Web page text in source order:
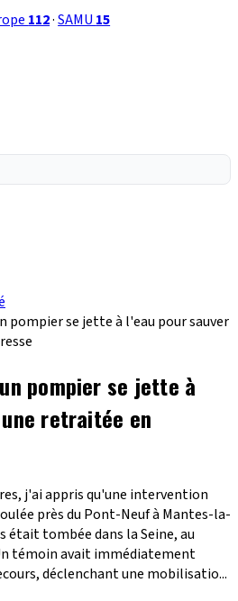
112·SAMU 15
pompier se jette à l'eau pour sauver
pompier se jette à
retraitée en
j'ai appris qu'une intervention
près du Pont-Neuf à Mantes-la-
était tombée dans la Seine, au
témoin avait immédiatement
déclenchant une mobilisatio...